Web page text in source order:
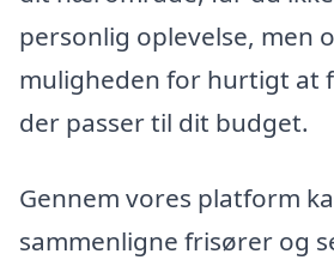
personlig oplevelse, men
muligheden for hurtigt at
der passer til dit budget.
Gennem vores platform
sammenligne frisører og